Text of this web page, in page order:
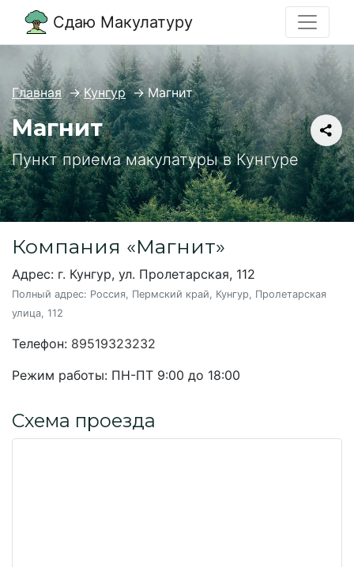
Сдаю Макулатуру
Главная → Кунгур → Магнит
Магнит
Пункт приема макулатуры в Кунгуре
Компания «Магнит»
Адрес: г. Кунгур, ул. Пролетарская, 112
Полный адрес: Россия, Пермский край, Кунгур, Пролетарская
улица, 112
Телефон: 89519323232
Режим работы: ПН-ПТ 9:00 до 18:00
Схема проезда